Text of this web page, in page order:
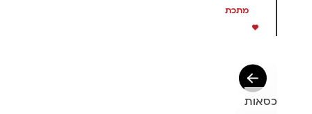
מתכת
כסאות